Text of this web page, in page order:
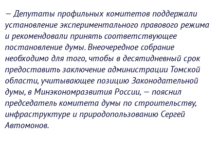
— Депутаты профильных комитетов поддержали
установление экспериментального правового режима
и рекомендовали принять соответствующее
постановление думы. Внеочередное собрание
необходимо для того, чтобы в десятидневный срок
предоставить заключение администрации Томской
области, учитывающее позицию Законодательной
думы, в Минэкономразвития России, — пояснил
председатель комитета думы по строительству,
инфраструктуре и природопользованию Сергей
Автомонов.